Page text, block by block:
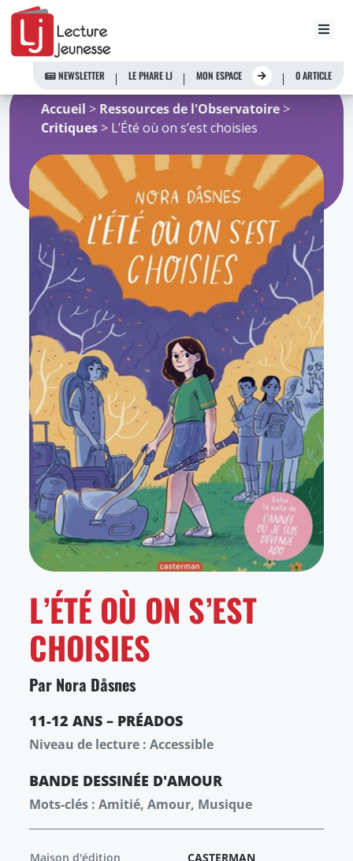
Aller
contenu
NEWSLETTER LE PHARE LJ MON ESPACE 0 ARTICLE
Accueil > Ressources de l'Observatoire >
Critiques > L’Été où on s’est choisies
L’ÉTÉ OÙ ON S’EST
CHOISIES
Par Nora Dåsnes
11-12 ANS – PRÉADOS
Niveau de lecture : Accessible
BANDE DESSINÉE D'AMOUR
Mots-clés : Amitié, Amour, Musique
Maison d'édition
CASTERMAN